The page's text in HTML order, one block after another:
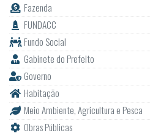
Fazenda
FUNDACC
Fundo Social
Gabinete do Prefeito
Governo
Habitação
Meio Ambiente, Agricultura e Pesca
Obras Públicas